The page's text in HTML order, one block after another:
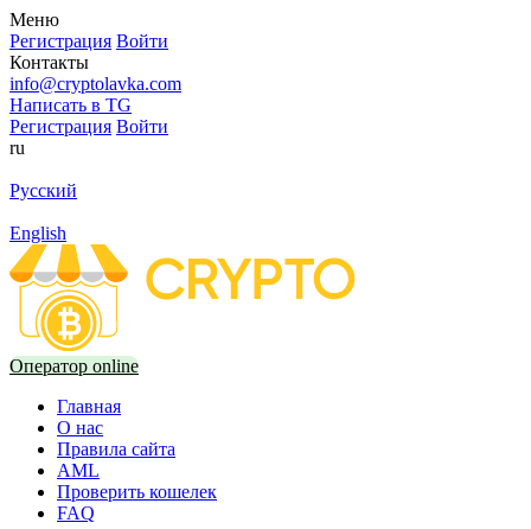
Меню
Регистрация Войти
Контакты
info@cryptolavka.com
Написать в TG
Регистрация Войти
ru
Русский
English
Оператор online
Главная
О нас
Правила сайта
AML
Проверить кошелек
FAQ